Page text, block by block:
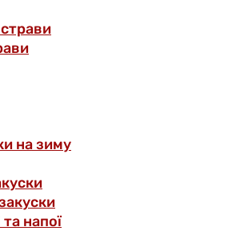
страви
на зиму
напої